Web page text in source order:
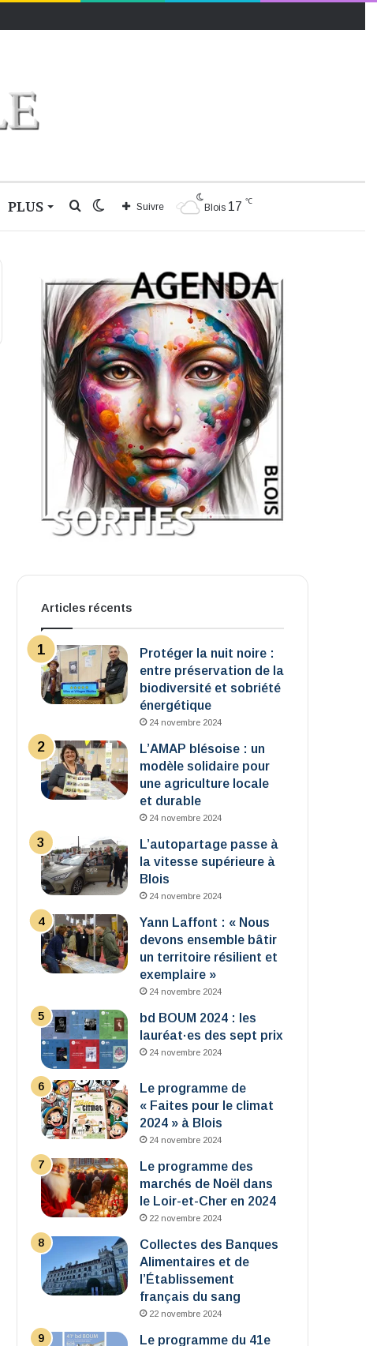
PLUS Blois 17 ℃
Suivre
Switch
Rechercher
Articles récents
Protéger la nuit noire :
entre préservation de la
biodiversité et sobriété
énergétique
24 novembre 2024
L’AMAP blésoise : un
modèle solidaire pour
une agriculture locale
et durable
24 novembre 2024
L’autopartage passe à
la vitesse supérieure à
Blois
24 novembre 2024
Yann Laffont : « Nous
devons ensemble bâtir
un territoire résilient et
exemplaire »
24 novembre 2024
bd BOUM 2024 : les
lauréat·es des sept prix
24 novembre 2024
Le programme de
« Faites pour le climat
2024 » à Blois
24 novembre 2024
Le programme des
marchés de Noël dans
le Loir-et-Cher en 2024
22 novembre 2024
Collectes des Banques
Alimentaires et de
l’Établissement
français du sang
22 novembre 2024
Le programme du 41e